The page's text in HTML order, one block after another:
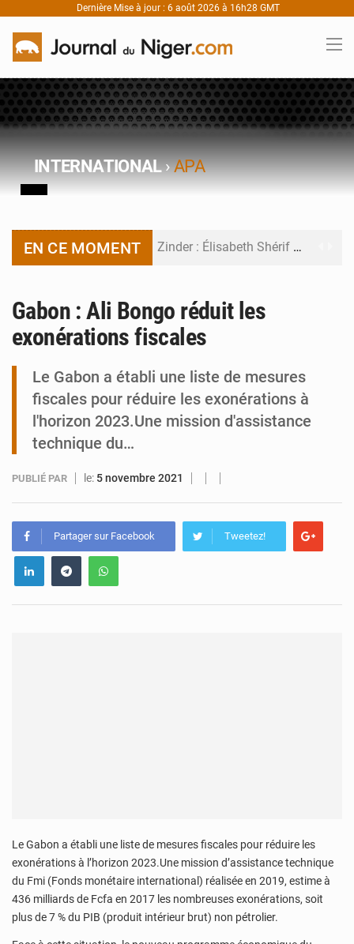
Dernière Mise à jour : 6 août 2026 à 16h28 GMT
INTERNATIONAL›APA
EN CE MOMENT Zinder : Élisabeth Shérif visite l’école Birni Garçon
Tibiri : le dialogue, nouveau terrain de jeu pour la paix
Gabon : Ali Bongo réduit les
exonérations fiscales
Le Gabon a établi une liste de mesures
fiscales pour réduire les exonérations à
l'horizon 2023.Une mission d'assistance
technique du…
PUBLIÉ PAR le: 5 novembre 2021
Partager sur Facebook Tweetez!
Le Gabon a établi une liste de mesures fiscales pour réduire les
exonérations à l’horizon 2023.Une mission d’assistance technique
du Fmi (Fonds monétaire international) réalisée en 2019, estime à
436 milliards de Fcfa en 2017 les nombreuses exonérations, soit
plus de 7 % du PIB (produit intérieur brut) non pétrolier.